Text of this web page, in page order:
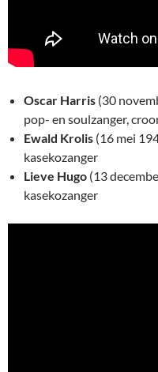
Oscar Harris (30
pop- en soulzanger,
Ewald Krolis (16 mei
kasekozanger
Lieve Hugo (13
kasekozanger